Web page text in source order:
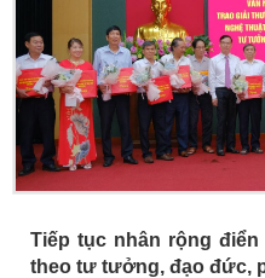
Tiếp tục nhân rộng
theo tư tưởng, đạo đức,